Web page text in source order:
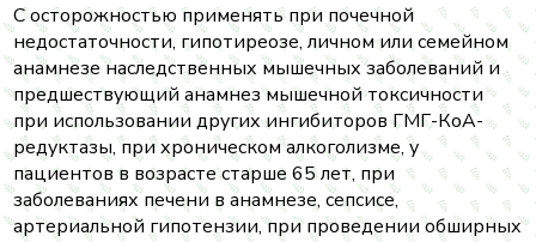
С осторожностью применять при почечной
недостаточности, гипотиреозе, личном или семейном
анамнезе наследственных мышечных заболеваний и
предшествующий анамнез мышечной токсичности
при использовании других ингибиторов ГМГ-КоА-
редуктазы, при хроническом алкоголизме, у
пациентов в возрасте старше 65 лет, при
заболеваниях печени в анамнезе, сепсисе,
артериальной гипотензии, при проведении обширных